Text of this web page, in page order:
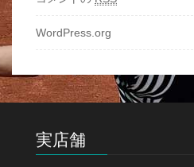
WordPress.org
実店舗